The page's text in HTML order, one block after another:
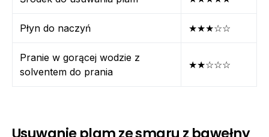
Płyn do naczyń ★★★☆☆
Pranie w gorącej wodzie z
solventem do prania
★★☆☆☆